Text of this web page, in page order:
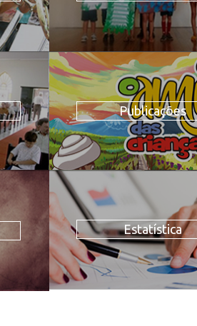
Publicações
Estatística